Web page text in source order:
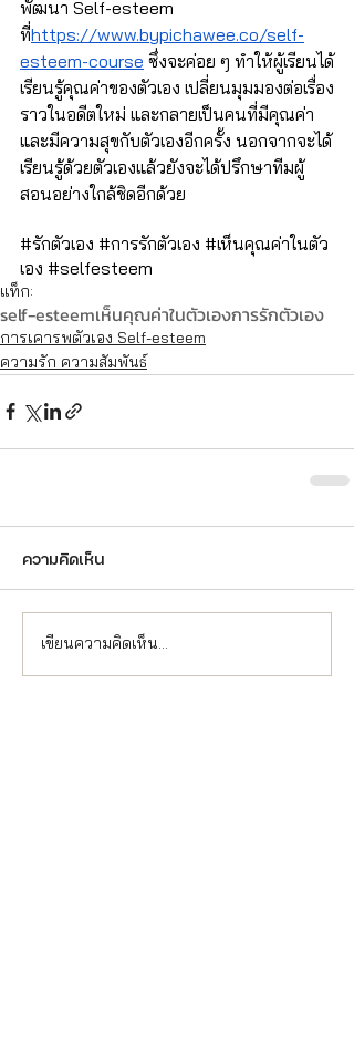
พัฒนา Self-esteem
ที่https://www.bypichawee.co/self-
esteem-course ซึ่งจะค่อย ๆ ทำให้ผู้เรียนได้
เรียนรู้คุณค่าของตัวเอง เปลี่ยนมุมมองต่อเรื่อง
ราวในอดีตใหม่ และกลายเป็นคนที่มีคุณค่า
และมีความสุขกับตัวเองอีกครั้ง นอกจากจะได้
เรียนรู้ด้วยตัวเองแล้วยังจะได้ปรึกษาทีมผู้
สอนอย่างใกล้ชิดอีกด้วย
#รักตัวเอง #การรักตัวเอง #เห็นคุณค่าในตัว
เอง #selfesteem
แท็ก:
self-esteemเห็นคุณค่าในตัวเองการรักตัวเอง
การเคารพตัวเอง Self-esteem
ความรัก ความสัมพันธ์
ความคิดเห็น
เขียนความคิดเห็น…